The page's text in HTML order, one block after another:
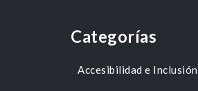
Categorías
Accesibilidad e Inclusión